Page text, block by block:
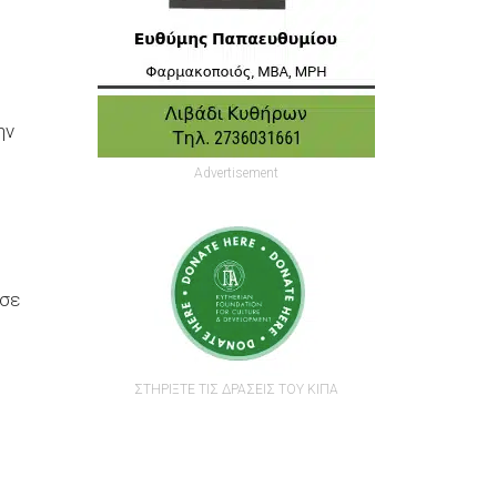
Advertisement
ΣΤΗΡΙΞΤΕ ΤΙΣ ΔΡΑΣΕΙΣ ΤΟΥ ΚΙΠΑ